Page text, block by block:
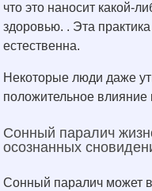
что это наносит какой-
здоровью. . Эта
естественна.
Некоторые люди даже
положительное влияние
Сонный паралич
осознанных
Сонный паралич может